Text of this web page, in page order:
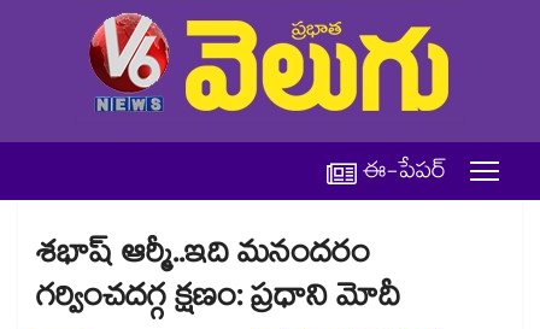
ఈ-పేపర్
శభాష్ ఆర్మీ..ఇది మనందరం
గర్వించదగ్గ క్షణం: ప్రధాని మోదీ